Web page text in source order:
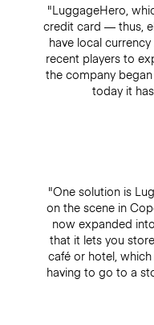
"LuggageHero,
credit card — thus,
have local
recent players to
the company
today it
"One solution is
on the scene in
now expanded
that it lets you
café or hotel,
having to go to a